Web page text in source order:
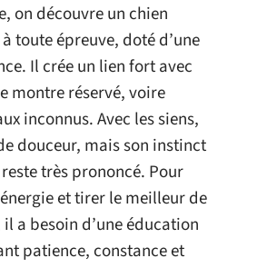
on découvre un chien
toute épreuve, doté d’une
Il crée un lien fort avec
montre réservé, voire
inconnus. Avec les siens,
douceur, mais son instinct
très prononcé. Pour
et tirer le meilleur de
a besoin d’une éducation
patience, constance et